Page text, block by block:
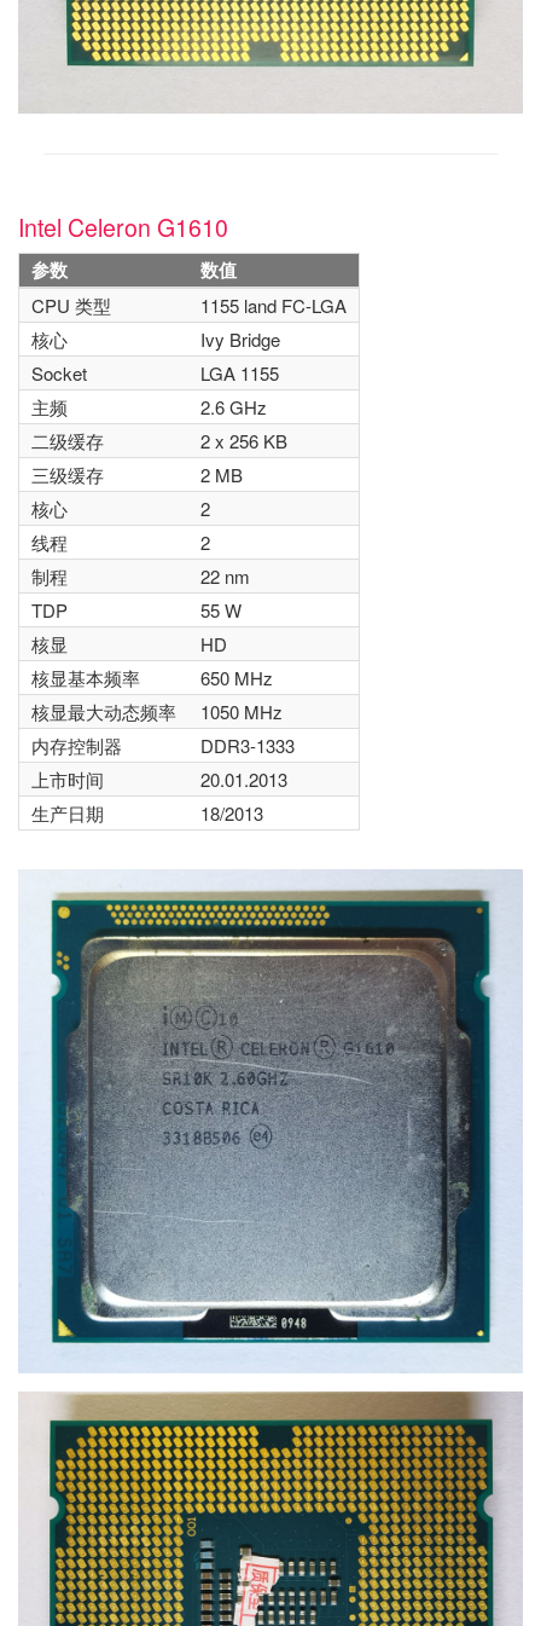
Intel Celeron G1610
参数 数值
CPU 类型
1155 land FC-LGA
核心
Ivy Bridge
Socket
LGA 1155
主频
2.6 GHz
二级缓存
2 x 256 KB
三级缓存
2 MB
核心
2
线程
2
制程
22 nm
TDP
55 W
核显
HD
核显基本频率
650 MHz
核显最大动态频率
1050 MHz
内存控制器
DDR3-1333
上市时间
20.01.2013
生产日期
18/2013